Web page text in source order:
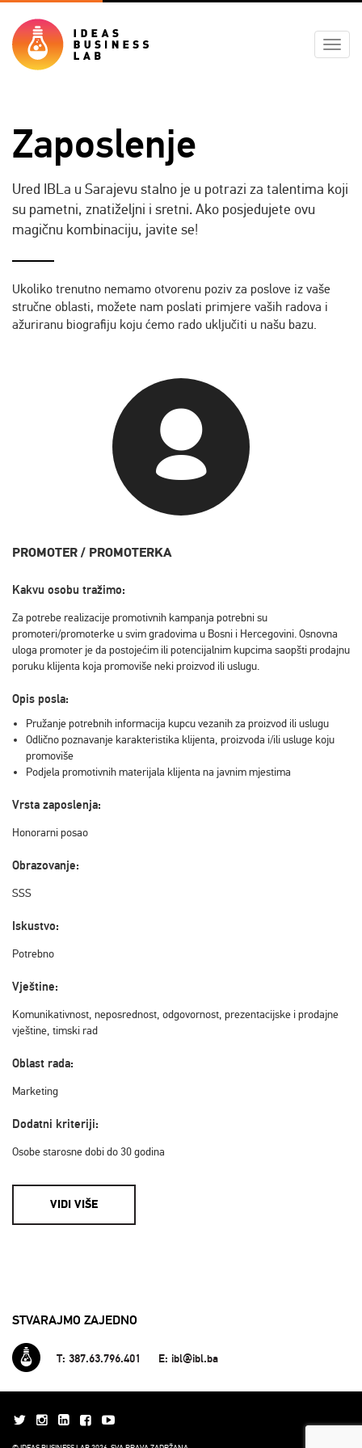
Zaposlenje
Ured IBLa u Sarajevu stalno je u potrazi za talentima koji
su pametni, znatiželjni i sretni. Ako posjedujete ovu
magičnu kombinaciju, javite se!
Ukoliko trenutno nemamo otvorenu poziv za poslove iz vaše
stručne oblasti, možete nam poslati primjere vaših radova i
ažuriranu biografiju koju ćemo rado uključiti u našu bazu.
PROMOTER / PROMOTERKA
Kakvu osobu tražimo:
Za potrebe realizacije promotivnih kampanja potrebni su
promoteri/promoterke u svim gradovima u Bosni i Hercegovini. Osnovna
uloga promoter je da postojećim ili potencijalnim kupcima saopšti prodajnu
poruku klijenta koja promoviše neki proizvod ili uslugu.
Opis posla:
Pružanje potrebnih informacija kupcu vezanih za proizvod ili uslugu
Odlično poznavanje karakteristika klijenta, proizvoda i/ili usluge koju
promoviše
Podjela promotivnih materijala klijenta na javnim mjestima
Vrsta zaposlenja:
Honorarni posao
Obrazovanje:
SSS
Iskustvo:
Potrebno
Vještine:
Komunikativnost, neposrednost, odgovornost, prezentacijske i prodajne
vještine, timski rad
Oblast rada:
Marketing
Dodatni kriteriji:
Osobe starosne dobi do 30 godina
VIDI VIŠE
STVARAJMO ZAJEDNO
T: 387.63.796.401 E: ibl@ibl.ba